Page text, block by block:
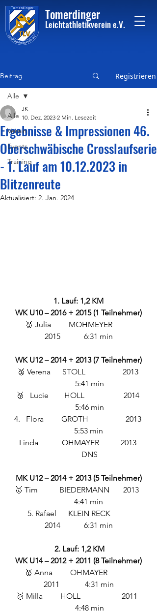
Tomerdinger
Leichtathletikvereine.V.
Beitrag Registrieren
Alle
Verein
Events
Training
Alle
Ergebnisse & Impressionen 46.
Oberschwäbische Crosslaufserie
- 1. Lauf am 10.12.2023 in
Blitzenreute
JK
10. Dez. 2023 2 Min. Lesezeit
Aktualisiert: 2. Jan. 2024
1. Lauf: 1,2 KM
WK U10 – 2016 + 2015 (1 Teilnehmer)
🥇 Julia         MOHMEYER
2015            6:31 min
WK U12 – 2014 + 2013 (7 Teilnehmer)
🥈 Verena      STOLL                   2013
5:41 min
🥉   Lucie        HOLL                    2014
5:46 min
4.   Flora         GROTH                   2013
5:53 min
Linda            OHMAYER           2013
DNS
MK U12 – 2014 + 2013 (5 Teilnehmer)
🥇 Tim           BIEDERMANN       2013
4:41 min
5. Rafael      KLEIN RECK
2014            6:31 min
2. Lauf: 1,2 KM
WK U14 – 2012 + 2011 (8 Teilnehmer)
🥇 Anna         OHMAYER
2011             4:31 min
🥈 Milla         HOLL                     2011
4:48 min